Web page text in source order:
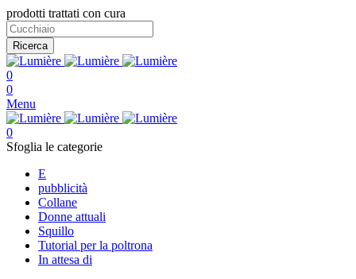
prodotti trattati con cura
Ricerca
0
0
Menu
0
Sfoglia le categorie
E
pubblicità
Collane
Donne attuali
Squillo
Tutorial per la poltrona
In attesa di